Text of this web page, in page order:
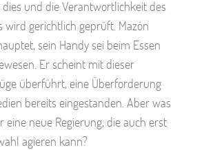
und die Verantwortlichkeit des
wird gerichtlich geprüft. Mazón
sein Handy sei beim Essen
Er scheint mit dieser
überführt, eine Überforderung
bereits eingestanden. Aber was
eine neue Regierung, die auch erst
agieren kann?